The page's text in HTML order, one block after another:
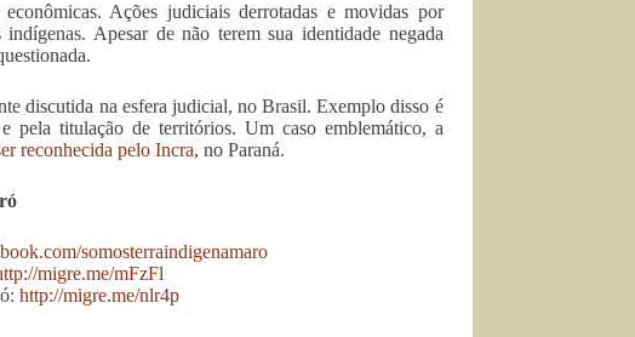
Ações judiciais derrotadas e movidas por
Apesar de não terem sua identidade negada
discutida na esfera judicial, no Brasil. Exemplo disso é
pela titulação de territórios. Um caso emblemático, a
reconhecida pelo Incra, no Paraná.
somosterraindigenamaro
migre.me/mFzFl
http://migre.me/nlr4p